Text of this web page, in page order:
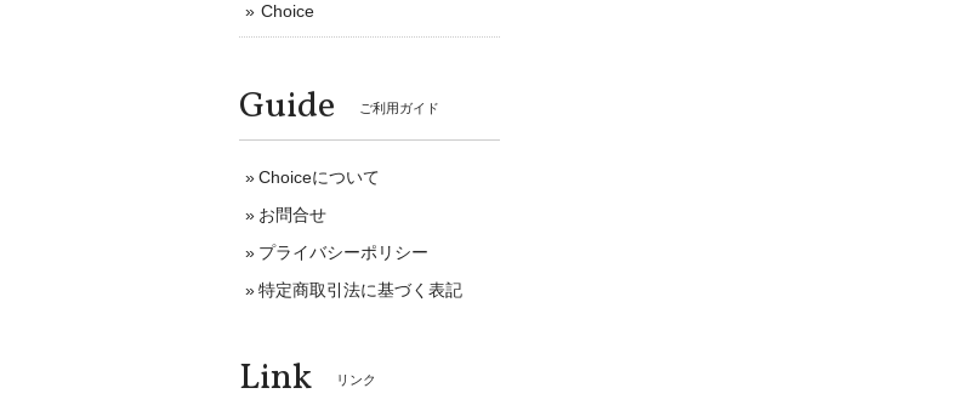
Choice
Guide ご利用ガイド
Choiceについて
お問合せ
プライバシーポリシー
特定商取引法に基づく表記
Link リンク